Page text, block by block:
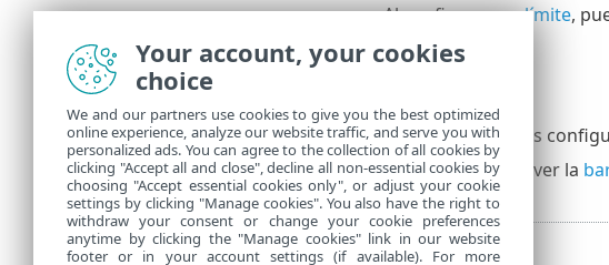
Al configurar unlímite,
Todas las opciones
EnTareas, puede ver la
Your account, your cookies
choice
We and our partners use cookies to give you the best optimized
online experience, analyze our website traffic, and serve you with
personalized ads. You can agree to the collection of all cookies by
clicking "Accept all and close", decline all non-essential cookies by
choosing "Accept essential cookies only", or adjust your cookie
settings by clicking "Manage cookies". You also have the right to
withdraw your consent or change your cookie preferences
anytime by clicking the "Manage cookies" link in our website
footer or in your account settings (if available). For more